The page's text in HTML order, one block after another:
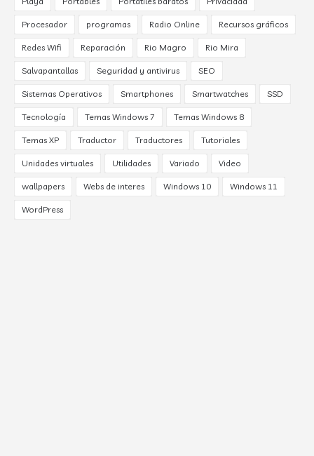
Procesador programas Radio Online Recursos gráficos
Redes Wifi Reparación Rio Magro Rio Mira
Salvapantallas Seguridad y antivirus SEO
Sistemas Operativos Smartphones Smartwatches SSD
Tecnología Temas Windows 7 Temas Windows 8
Temas XP Traductor Traductores Tutoriales
Unidades virtuales Utilidades Variado Video
wallpapers Webs de interes Windows 10 Windows 11
WordPress